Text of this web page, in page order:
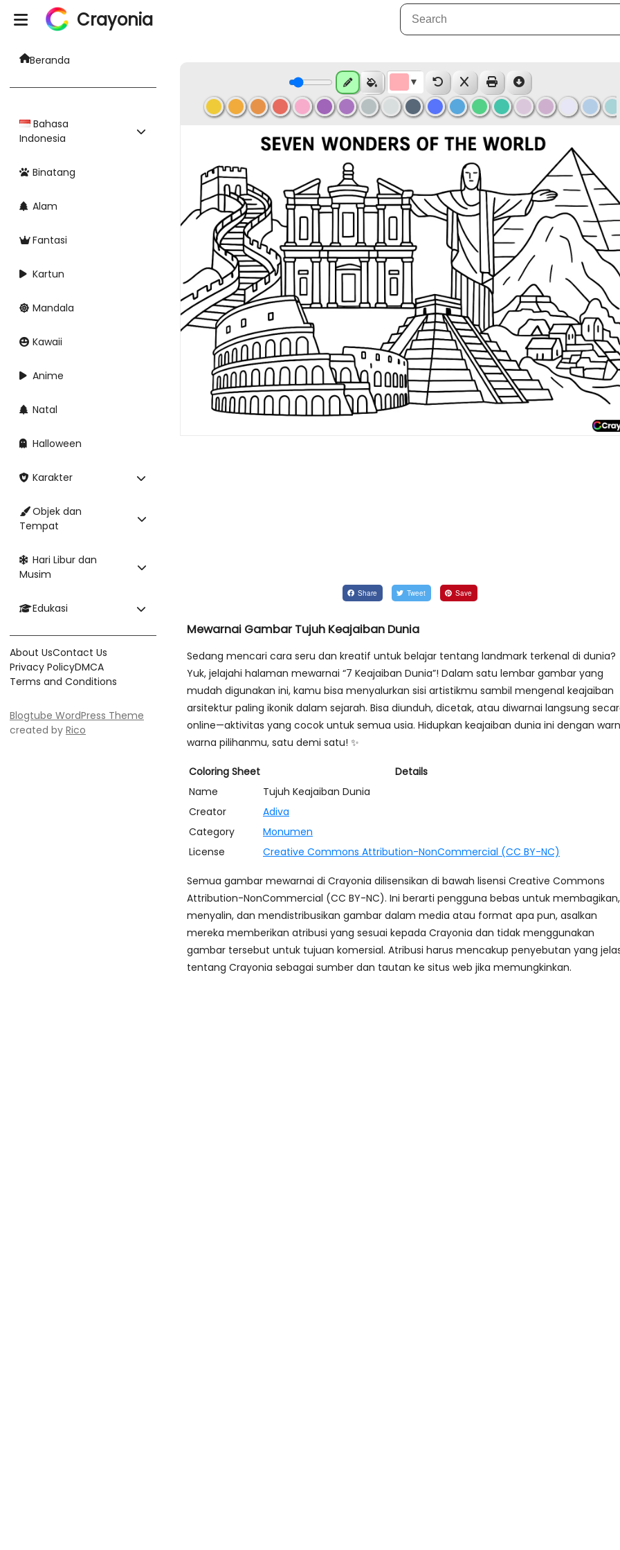
Crayonia
Beranda
Bahasa
Indonesia
Binatang
Alam
Fantasi
Kartun
Mandala
Kawaii
Anime
Natal
Halloween
Karakter
Objek dan
Tempat
Hari Libur dan
Musim
Edukasi
About UsContact Us
Privacy PolicyDMCA
Terms and Conditions
Blogtube WordPress Theme
created by Rico
Share Tweet Save
Mewarnai Gambar Tujuh Keajaiban Dunia
Sedang mencari cara seru dan kreatif untuk belajar tentang landmark terkenal di dunia?
Yuk, jelajahi halaman mewarnai “7 Keajaiban Dunia”! Dalam satu lembar gambar yang
mudah digunakan ini, kamu bisa menyalurkan sisi artistikmu sambil mengenal keajaiban
arsitektur paling ikonik dalam sejarah. Bisa diunduh, dicetak, atau diwarnai langsung
online—aktivitas yang cocok untuk semua usia. Hidupkan keajaiban dunia ini dengan
warna pilihanmu, satu demi satu! ✨
Coloring Sheet
Details
Name
Tujuh Keajaiban Dunia
Creator
Adiva
Category
Monumen
License
Creative Commons Attribution-NonCommercial (CC BY-NC)
Semua gambar mewarnai di Crayonia dilisensikan di bawah lisensi Creative Commons
Attribution-NonCommercial (CC BY-NC). Ini berarti pengguna bebas untuk membagikan,
menyalin, dan mendistribusikan gambar dalam media atau format apa pun, asalkan
mereka memberikan atribusi yang sesuai kepada Crayonia dan tidak menggunakan
gambar tersebut untuk tujuan komersial. Atribusi harus mencakup penyebutan yang
tentang Crayonia sebagai sumber dan tautan ke situs web jika memungkinkan.